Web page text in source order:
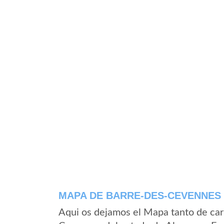
MAPA DE BARRE-DES-CEVENNES
Aqui os dejamos el Mapa tanto de